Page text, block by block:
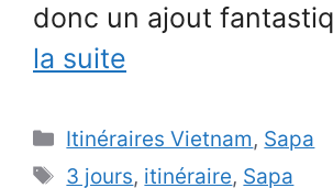
donc un ajout
la suite
Catégories
Itinéraires Vietnam, Sapa
Étiquettes
3 jours, itinéraire, Sapa